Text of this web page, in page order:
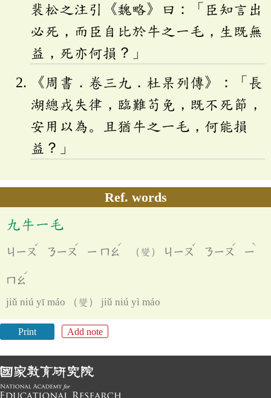
裴松之注引《魏略》曰：「臣知言出
必死，而臣自比於牛之一毛，生既無
益，死亦何損？」
《周書．卷三九．杜杲列傳》：「長
湖總戎失律，臨難苟免，既不死節，
安用以為。且猶牛之一毛，何能損
益？」
Ref. words
九牛一毛
ㄐㄧㄡ
ˇ
ㄋㄧㄡ
ˊ
ㄧ ㄇㄠ
ˊ
（變） ㄐㄧㄡ
ˇ
ㄋㄧㄡ
ˊ
ㄧ
ˋ
ㄇㄠ
ˊ
jiǔ niú yī máo （變） jiǔ niú yì máo
Print Add note